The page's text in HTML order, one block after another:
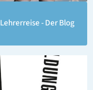
Lehrerreise - Der Blog